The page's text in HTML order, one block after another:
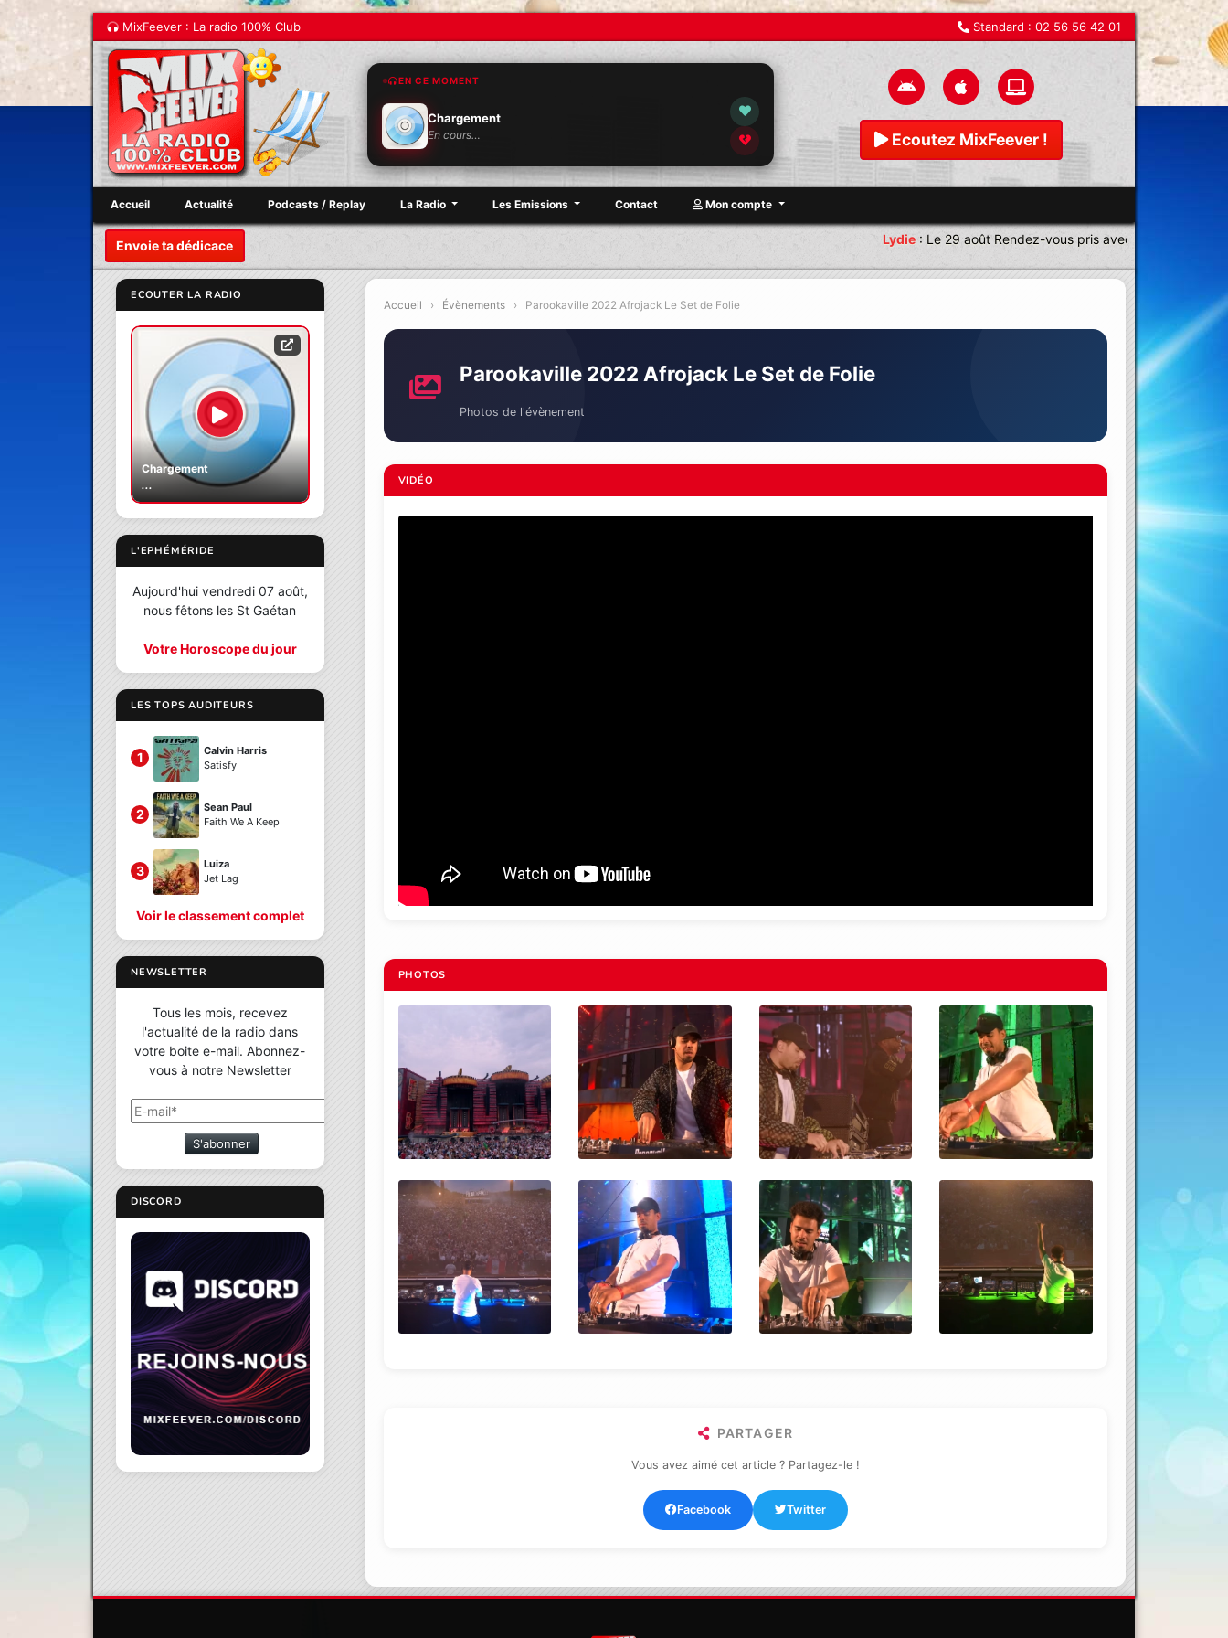
MixFeever : La radio 100% Club Standard : 02 56 56 42 01
EN CE MOMENT
Chargement
En cours… Ecoutez MixFeever !
Accueil Actualité Podcasts / Replay La Radio Les Emissions Contact Mon compte
Envoie ta dédicace :Le 29 août Rendez-vous pris avec une équipe
ECOUTER LA RADIO
Chargement
...
L'EPHÉMÉRIDE
Aujourd'hui vendredi 07 août,
nous fêtons les St Gaétan
Votre Horoscope du jour
LES TOPS AUDITEURS
1
Calvin Harris
Satisfy
2
Sean Paul
Faith We A Keep
3
Luiza
Jet Lag
Voir le classement complet
NEWSLETTER
Tous les mois, recevez
l'actualité de la radio dans
votre boite e-mail. Abonnez-
vous à notre Newsletter
S'abonner
DISCORD
Accueil › Évènements › Parookaville 2022 Afrojack Le Set de Folie
Parookaville 2022 Afrojack Le Set de Folie
Photos de l'évènement
VIDÉO
PHOTOS
PARTAGER
Vous avez aimé cet article ? Partagez-le !
Facebook Twitter